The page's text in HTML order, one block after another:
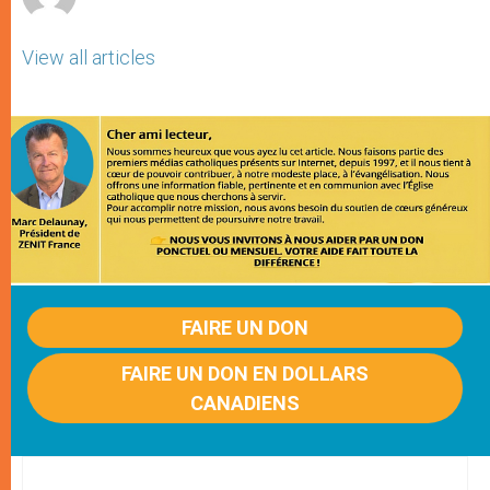
View all articles
FAIRE UN DON
FAIRE UN DON EN DOLLARS
CANADIENS